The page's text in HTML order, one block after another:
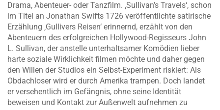
Drama, Abenteuer- oder Tanzfilm. ‚Sullivan’s Travels‘, schon
im Titel an Jonathan Swifts 1726 veröffentlichte satirische
Erzählung ‚Gullivers Reisen‘ erinnernd, erzählt von den
Abenteuern des erfolgreichen Hollywood-Regisseurs John
L. Sullivan, der anstelle unterhaltsamer Komödien lieber
harte soziale Wirklichkeit filmen möchte und daher gegen
den Willen der Studios ein Selbst-Experiment riskiert: Als
Obdachloser wird er durch Amerika trampen. Doch landet
er versehentlich im Gefängnis, ohne seine Identität
beweisen und Kontakt zur Außenwelt aufnehmen zu